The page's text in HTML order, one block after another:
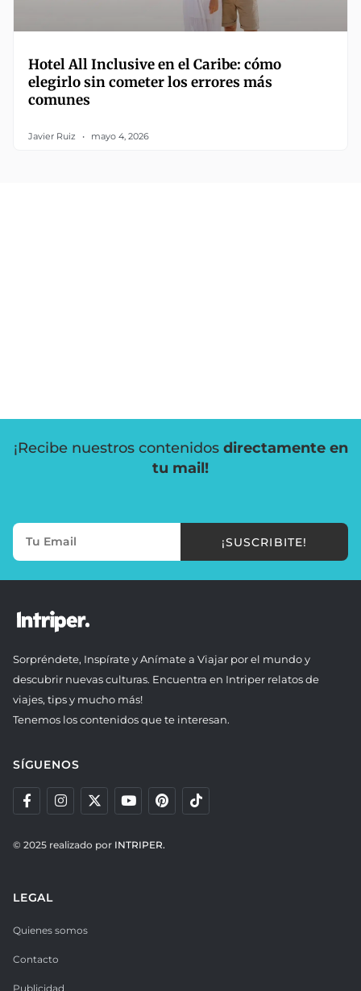
Hotel All Inclusive en el Caribe: cómo
elegirlo sin cometer los errores más
comunes
Javier Ruiz mayo 4, 2026
¡Recibe nuestros contenidos directamente en
tu mail!
¡SUSCRIBITE!
Sorpréndete, Inspírate y Anímate a Viajar por el mundo y
descubrir nuevas culturas. Encuentra en Intriper relatos de
viajes, tips y mucho más!
Tenemos los contenidos que te interesan.
SÍGUENOS
© 2025 realizado por INTRIPER.
LEGAL
Quienes somos
Contacto
Publicidad